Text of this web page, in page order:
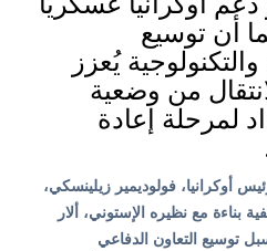
أن توسيع
يُعزز
من وضعية
لمرحلة إعادة
أوكرانيا، فولوديمير زيلينسكي،
هاتفية بناءة مع نظيره الإستوني، ألار
توسيع التعاون الدفاعي